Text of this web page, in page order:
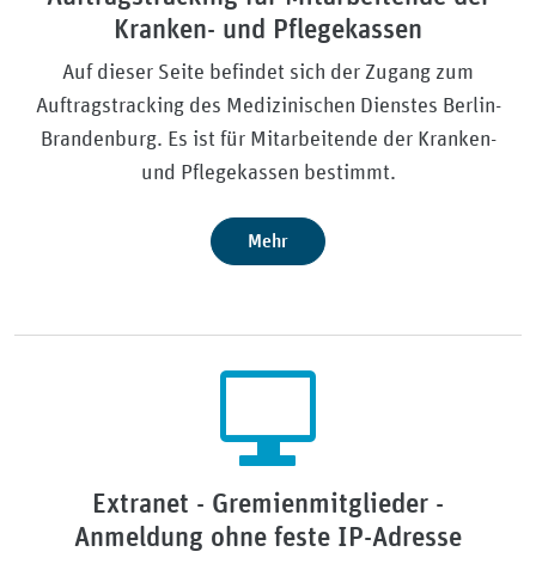
Kranken- und Pflegekassen
Auf dieser Seite befindet sich der Zugang zum
Auftragstracking des Medizinischen Dienstes Berlin-
Brandenburg. Es ist für Mitarbeitende der Kranken-
und Pflegekassen bestimmt.
Mehr
Extranet - Gremienmitglieder -
Anmeldung ohne feste IP-Adresse